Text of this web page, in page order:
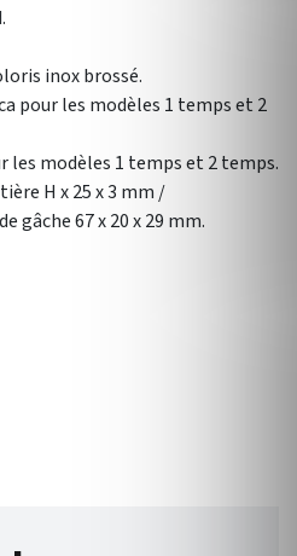
inox brossé.
pour les modèles 1 temps et 2
les modèles 1 temps et 2 temps.
H x 25 x 3 mm /
gâche 67 x 20 x 29 mm.